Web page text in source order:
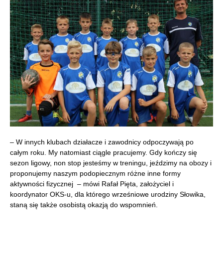
– W innych klubach działacze i zawodnicy odpoczywają po
całym roku. My natomiast ciągle pracujemy. Gdy kończy się
sezon ligowy, non stop jesteśmy w treningu, jeździmy na obozy i
proponujemy naszym podopiecznym różne inne formy
aktywności fizycznej – mówi Rafał Pięta, założyciel i
koordynator OKS-u, dla którego wrześniowe urodziny Słowika,
staną się także osobistą okazją do wspomnień.